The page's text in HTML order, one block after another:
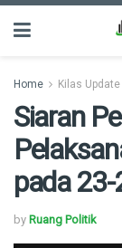
Home Kilas Update
Siaran
pada
by Ruang Politik